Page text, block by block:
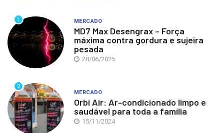
1 MERCADO
MD7 Max Desengrax – Força
máxima contra gordura e sujeira
pesada
28/06/2025
2
MERCADO
Orbi Air: Ar-condicionado limpo e
saudável para toda a família
15/11/2024